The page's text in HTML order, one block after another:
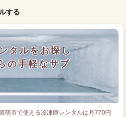
する
タルをお探し
の手軽なサブ
萌市で使える冷凍庫レンタルは月770円